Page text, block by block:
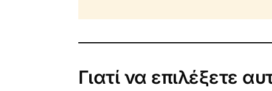
Γιατί να επιλέξετε